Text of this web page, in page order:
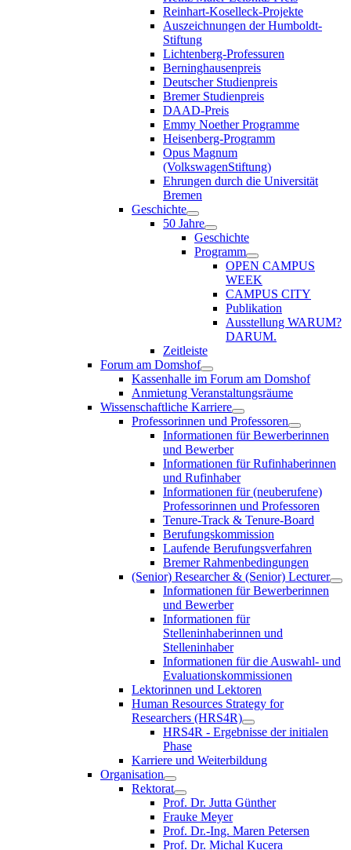
Reinhart-Koselleck-Projekte
Auszeichnungen der Humboldt-
Stiftung
Lichtenberg-Professuren
Berninghausenpreis
Deutscher Studienpreis
Bremer Studienpreis
DAAD-Preis
Emmy Noether Programme
Heisenberg-Programm
Opus Magnum
(VolkswagenStiftung)
Ehrungen durch die Universität
Bremen
Geschichte
50 Jahre
Geschichte
Programm
OPEN CAMPUS
WEEK
CAMPUS CITY
Publikation
Ausstellung WARUM?
DARUM.
Zeitleiste
Forum am Domshof
Kassenhalle im Forum am Domshof
Anmietung Veranstaltungsräume
Wissenschaftliche Karriere
Professorinnen und Professoren
Informationen für Bewerberinnen
und Bewerber
Informationen für Rufinhaberinnen
und Rufinhaber
Informationen für (neuberufene)
Professorinnen und Professoren
Tenure-Track & Tenure-Board
Berufungskommission
Laufende Berufungsverfahren
Bremer Rahmenbedingungen
(Senior) Researcher & (Senior) Lecturer
Informationen für Bewerberinnen
und Bewerber
Informationen für
Stelleninhaberinnen und
Stelleninhaber
Informationen für die Auswahl- und
Evaluationskommissionen
Lektorinnen und Lektoren
Human Resources Strategy for
Researchers (HRS4R)
HRS4R - Ergebnisse der initialen
Phase
Karriere und Weiterbildung
Organisation
Rektorat
Prof. Dr. Jutta Günther
Frauke Meyer
Prof. Dr.-Ing. Maren Petersen
Prof. Dr. Michal Kucera